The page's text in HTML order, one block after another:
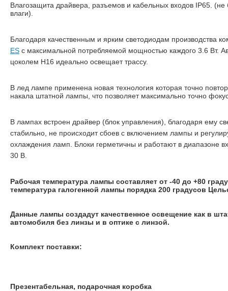
Влагозащита драйвера, разъемов и кабельных входов IP65.
влаги).
Благодаря качественным и ярким светодиодам производства
ES с максимальной потребляемой мощностью каждого 3.6 Вт.
цоколем H16 идеально освещает трассу.
В лед лампе применена новая технология которая точно
накала штатной лампы, что позволяет максимально точно
В лампах встроен драйвер (блок управления), благодаря ему
стабильно, не происходит сбоев с включением лампы и
охлаждения ламп. Блоки герметичны и работают в диапазоне
30 В.
Рабочая температура лампы составляет от -40 до +80
температура галогенной лампы порядка 200 градусов
Данные лампы создадут качественное освещение как в
автомобиля без линзы и в оптике с линзой.
Комплект поставки:
Презентабельная, подарочная коробка